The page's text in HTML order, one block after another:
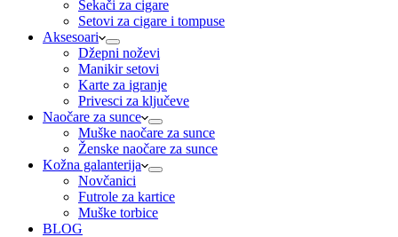
Sekači za cigare
Setovi za cigare i tompuse
Aksesoari
Džepni noževi
Manikir setovi
Karte za igranje
Privesci za ključeve
Naočare za sunce
Muške naočare za sunce
Ženske naočare za sunce
Kožna galanterija
Novčanici
Futrole za kartice
Muške torbice
BLOG